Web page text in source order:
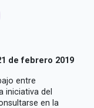
de febrero 2019
entre
iniciativa del
en la